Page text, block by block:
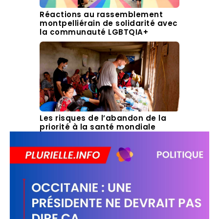
Réactions au rassemblement
montpelliérain de solidarité avec
la communauté LGBTQIA+
Les risques de l’abandon de la
priorité à la santé mondiale